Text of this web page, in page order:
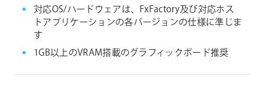
対応OS/ハードウェアは、FxFactory及び対応ホス
トアプリケーションの各バージョンの仕様に準じま
す
1GB以上のVRAM搭載のグラフィックボード推奨